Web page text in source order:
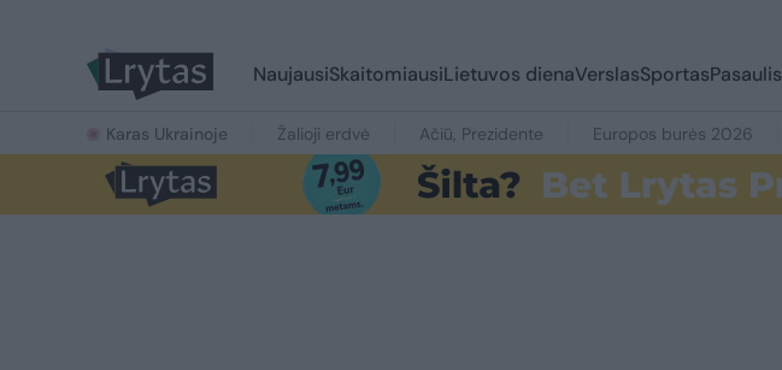
NaujausiSkaitomiausiLietuvos dienaVerslasSportasPasaulis
Karas Ukrainoje Žalioji erdvė Ačiū, Prezidente Europos burės 2026